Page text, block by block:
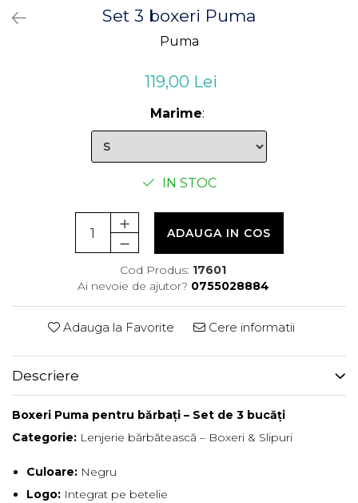
Set 3 boxeri Puma
Puma
119,00 Lei
Marime:
IN STOC
ADAUGA IN COS
Cod Produs: 17601
Ai nevoie de ajutor? 0755028884
Adauga la Favorite Cere informatii
Descriere
Boxeri Puma pentru bărbați – Set de 3 bucăți
Categorie: Lenjerie bărbătească – Boxeri & Slipuri
Culoare: Negru
Logo: Integrat pe betelie